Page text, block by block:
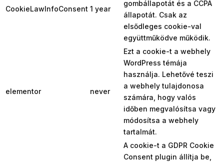
CookieLawInfoConsent 1 year
gombállapotát és a CCPA
állapotát. Csak az
elsődleges cookie-val
együttműködve működik.
elementor never
Ezt a cookie-t a webhely
WordPress témája
használja. Lehetővé teszi
a webhely tulajdonosa
számára, hogy valós
időben megvalósítsa vagy
módosítsa a webhely
tartalmát.
A cookie-t a GDPR Cookie
Consent plugin állítja be,